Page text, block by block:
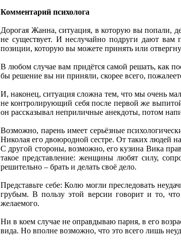
Комментарий психолога
Дорогая Жанна, ситуация, в которую вы попали,
не существует. И неслучайно подруги дают
позиции, которую вы можете принять или
В любом случае вам придётся самой решать, как
бы решение вы ни приняли, скорее всего,
И, наконец, ситуация сложна тем, что мы очень
не контролирующий себя после первой же
он рассказывал неприличные анекдоты, потом
Возможно, парень имеет серьёзные
Николая его двоюродной сестре. От таких людей
С другой стороны, возможно, его кузина Вика
такое представление: женщины любят силу,
решительно – брать и делать своё дело.
Представьте себе: Колю могли преследовать
грубым. В пользу этой версии говорит и то,
желаемого.
Ни в коем случае не оправдываю парня, в его
вида. Но вполне возможно, что это всего лишь